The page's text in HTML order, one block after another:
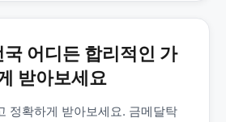
국 어디든 합리적인 가
받아보세요
정확하게 받아보세요. 금메달탁